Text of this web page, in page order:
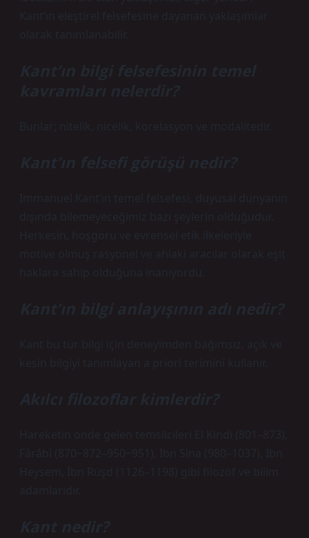
Kant’ın eleştirel felsefesine dayanan yaklaşımlar
olarak tanımlanabilir.
Kant’ın bilgi felsefesinin temel
kavramları nelerdir?
Bunlar; nitelik, nicelik, korelasyon ve modalitedir.
Kant’ın felsefi görüşü nedir?
Immanuel Kant’ın temel felsefesi, duyusal dünyanın
dışında bilemeyeceğimiz bazı şeylerin olduğudur.
Herkesin, hoşgörü ve evrensel etik ilkeleriyle
motive olmuş rasyonel ve ahlaki aracılar olarak eşit
haklara sahip olduğuna inanıyordu.
Kant’ın bilgi anlayışının adı nedir?
Kant bu tür bilgi için deneyimden bağımsız, açık ve
kesin bilgiyi tanımlayan a priori terimini kullanır.
Akılcı filozoflar kimlerdir?
Hareketin önde gelen temsilcileri El Kindi (801–873),
Fârâbî (870~872–950~951), İbn Sina (980–1037), İbn
Heysem, İbn Rüşd (1126–1198) gibi filozof ve bilim
adamlarıdır.
Kant nedir?